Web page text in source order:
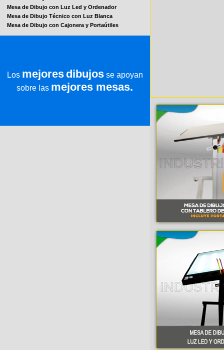
Mesa de Dibujo con Luz Led y Ordenador
Mesa de Dibujo Técnico con Luz Blanca
Mesa de Dibujo con Cajonera y Portaútiles
Los mejores dibujos se apoyan
sobre las mejores mesas.